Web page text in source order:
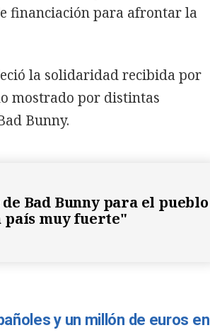
financiación para afrontar la
la solidaridad recibida por
mostrado por distintas
Bunny.
Bad Bunny para el pueblo
país muy fuerte"
y un millón de euros en